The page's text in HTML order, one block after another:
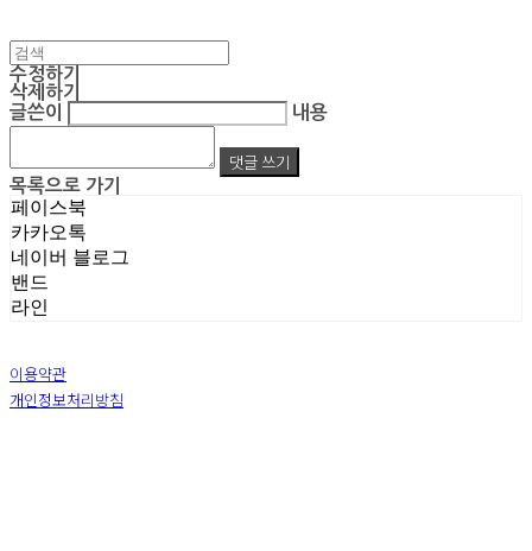
수정하기
삭제하기
글쓴이
내용
댓글 쓰기
목록으로 가기
페이스북
카카오톡
네이버 블로그
밴드
라인
이용약관
개인정보처리방침